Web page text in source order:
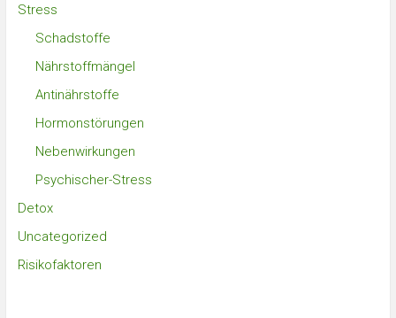
Stress
Schadstoffe
Nährstoffmängel
Antinährstoffe
Hormonstörungen
Nebenwirkungen
Psychischer-Stress
Detox
Uncategorized
Risikofaktoren